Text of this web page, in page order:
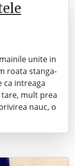
unite in
roata stanga-
ca intreaga
mult prea
nauc, o